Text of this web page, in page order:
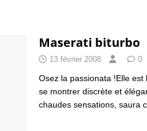
Maserati biturbo
13 février 2008 0
Osez la passionata !Elle
se montrer discrète et
chaudes sensations, saura